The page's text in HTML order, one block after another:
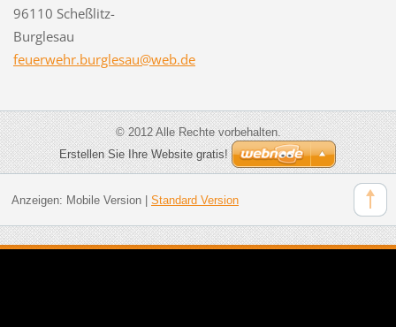
96110 Scheßlitz-
Burglesau
feuerwehr.burglesau@web.de
© 2012 Alle Rechte vorbehalten.
Erstellen Sie Ihre Website gratis!
Anzeigen: Mobile Version| Standard Version